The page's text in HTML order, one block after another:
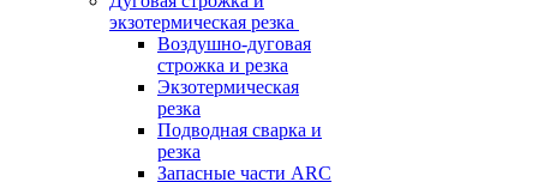
экзотермическая резка
Воздушно-дуговая
строжка и резка
Экзотермическая
резка
Подводная сварка и
резка
Запасные части ARC